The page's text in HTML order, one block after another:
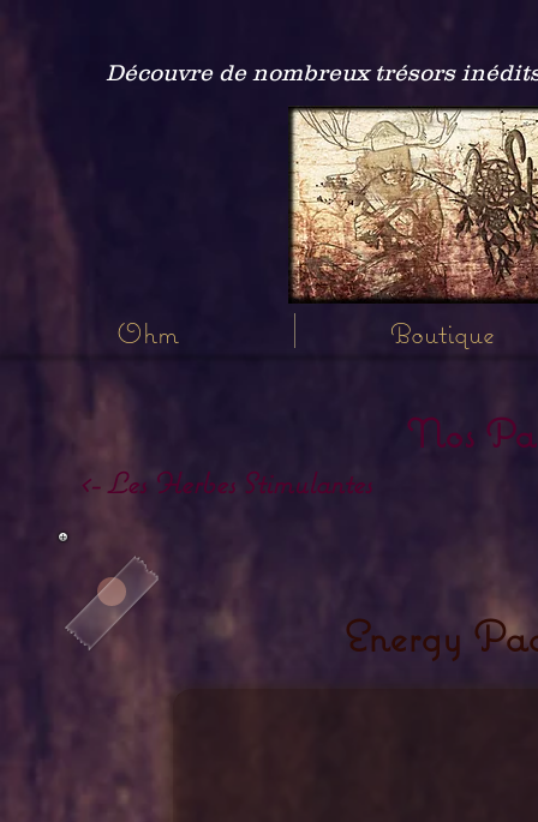
Découvre de nombreux trésors
Ohm Boutique
Nos
<- Les Herbes Stimulantes
Energy